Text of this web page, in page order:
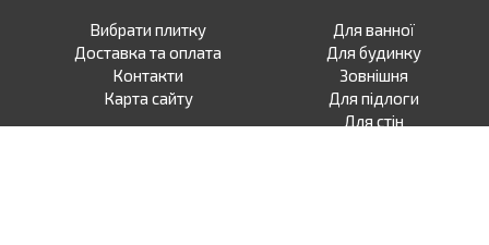
Вибрати плитку
Доставка та оплата
Контакти
Карта сайту
Для ванної
Для будинку
Зовнішня
Для підлоги
Для стін